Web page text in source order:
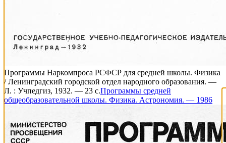
Программы Наркомпроса РСФСР для средней школы. Физика
/ Ленинградский городской отдел народного образования. —
Л. : Учпедгиз, 1932. — 23 с.Программы средней
общеобразовательной школы. Физика. Астрономия. — 1986